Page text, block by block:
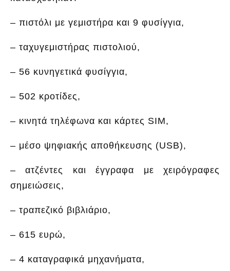
– πιστόλι με γεμιστήρα και 9 φυσίγγια,
– ταχυγεμιστήρας πιστολιού,
– 56 κυνηγετικά φυσίγγια,
– 502 κροτίδες,
– κινητά τηλέφωνα και κάρτες SIM,
– μέσο ψηφιακής αποθήκευσης (USB),
– ατζέντες και έγγραφα με χειρόγραφες
σημειώσεις,
– τραπεζικό βιβλιάριο,
– 615 ευρώ,
– 4 καταγραφικά μηχανήματα,